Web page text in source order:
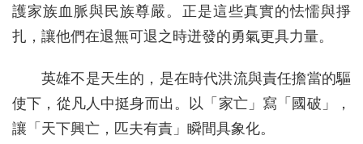
護家族血脈與民族尊嚴。正是這些真實的怯懦與掙
扎，讓他們在退無可退之時迸發的勇氣更具力量。
英雄不是天生的，是在時代洪流與責任擔當的驅
使下，從凡人中挺身而出。以「家亡」寫「國破」，
讓「天下興亡，匹夫有責」瞬間具象化。